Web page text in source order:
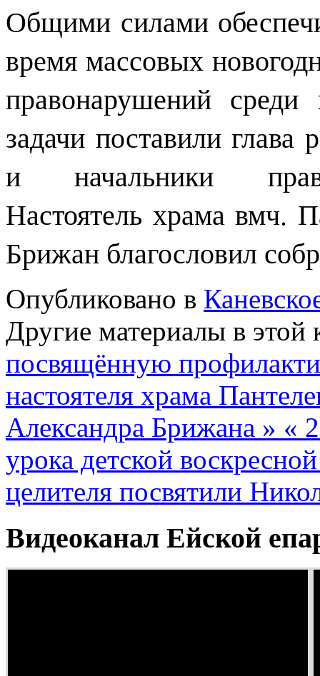
Общими силами
время массовых
правонарушений среди
задачи поставили глава
и начальники
Настоятель храма вмч.
Брижан благословил
Опубликовано в
Другие материалы в этой
посвящённую
настоятеля храма
Александра Брижана » «
урока детской
целителя посвятили
Видеоканал Ейской